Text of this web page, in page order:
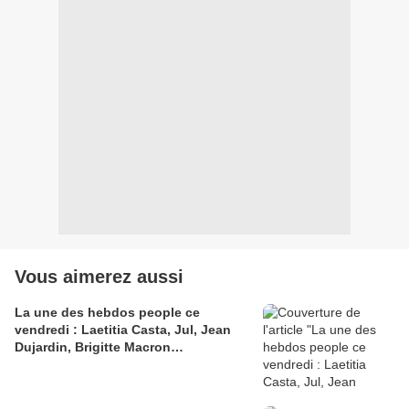
Vous aimerez aussi
La une des hebdos people ce
vendredi : Laetitia Casta, Jul, Jean
Dujardin, Brigitte Macron…